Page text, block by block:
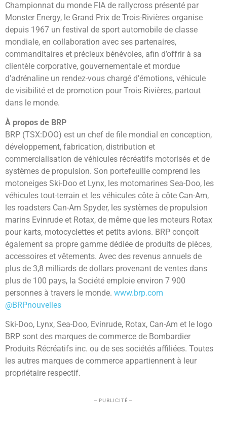
Championnat du monde FIA de rallycross présenté par
Monster Energy, le Grand Prix de Trois-Rivières organise
depuis 1967 un festival de sport automobile de classe
mondiale, en collaboration avec ses partenaires,
commanditaires et précieux bénévoles, afin d’offrir à sa
clientèle corporative, gouvernementale et mordue
d’adrénaline un rendez-vous chargé d’émotions, véhicule
de visibilité et de promotion pour Trois-Rivières, partout
dans le monde.
À propos de BRP
BRP (TSX:DOO) est un chef de file mondial en conception,
développement, fabrication, distribution et
commercialisation de véhicules récréatifs motorisés et de
systèmes de propulsion. Son portefeuille comprend les
motoneiges Ski-Doo et Lynx, les motomarines Sea-Doo, les
véhicules tout-terrain et les véhicules côte à côte Can-Am,
les roadsters Can-Am Spyder, les systèmes de propulsion
marins Evinrude et Rotax, de même que les moteurs Rotax
pour karts, motocyclettes et petits avions. BRP conçoit
également sa propre gamme dédiée de produits de pièces,
accessoires et vêtements. Avec des revenus annuels de
plus de 3,8 milliards de dollars provenant de ventes dans
plus de 100 pays, la Société emploie environ 7 900
personnes à travers le monde. www.brp.com
@BRPnouvelles
Ski-Doo, Lynx, Sea-Doo, Evinrude, Rotax, Can-Am et le logo
BRP sont des marques de commerce de Bombardier
Produits Récréatifs inc. ou de ses sociétés affiliées. Toutes
les autres marques de commerce appartiennent à leur
propriétaire respectif.
– PUBLICITÉ –